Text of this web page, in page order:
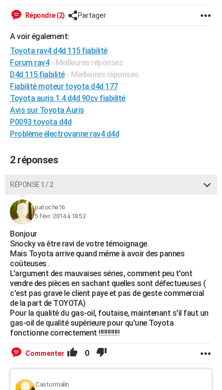
Répondre (2) Partager
A voir également:
Toyota rav4 d4d 115 fiabilité
Forum rav4 - Meilleures réponses
D4d 115 fiabilité - Meilleures réponses
Fiabilité moteur toyota d4d 177
Toyota auris 1.4 d4d 90cv fiabilité
Avis sur Toyota Auris
P0093 toyota d4d
Problème électrovanne rav4 d4d
2 réponses
RÉPONSE 1 / 2
patoche16
5 févr. 2014 à 18:52
Bonjour
Snocky va être ravi de votre témoignage.
Mais Toyota arrive quand même à avoir des pannes
coûteuses .
L'argument des mauvaises séries, comment peu t'ont
vendre des pièces en sachant quelles sont défectueuses (
c'est pas grave le client paye et pas de geste commercial
de la part de TOYOTA)
Pour la qualité du gas-oil, foutaise, maintenant s'il faut un
gas-oil de qualité supérieure pour qu'une Toyota
fonctionne correctement !!!!!!!!!!!!
Commenter 0
Castormalin